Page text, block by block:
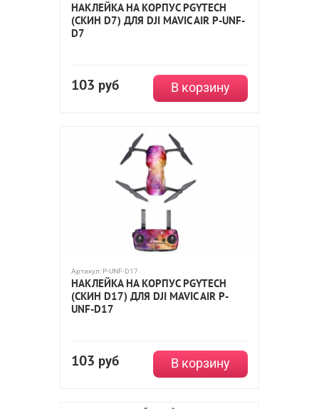
НАКЛЕЙКА НА КОРПУС PGYTECH
(СКИН D7) ДЛЯ DJI MAVIC AIR P-UNF-
D7
103 руб В корзину
Артикул: P-UNF-D17
НАКЛЕЙКА НА КОРПУС PGYTECH
(СКИН D17) ДЛЯ DJI MAVIC AIR P-
UNF-D17
103 руб В корзину